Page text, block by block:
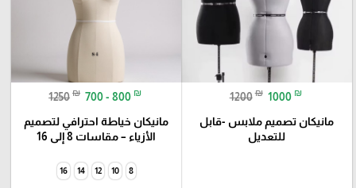
1200 ₪ 1000 ₪
مانيكان تصميم ملابس -قابل
للتعديل
1250 ₪ 700 - 800 ₪
مانيكان خياطة احترافي لتصميم
الأزياء – مقاسات 8 إلى 16
8
10
12
14
16